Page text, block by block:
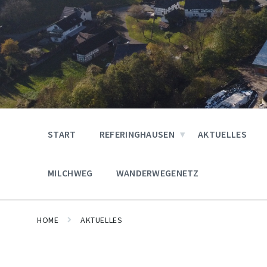
START REFERINGHAUSEN AKTUELLES
MILCHWEG WANDERWEGENETZ
HOME AKTUELLES